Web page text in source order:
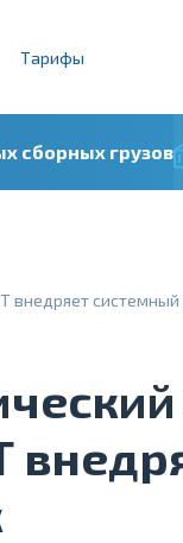
Тарифы
сборных грузов
внедряет